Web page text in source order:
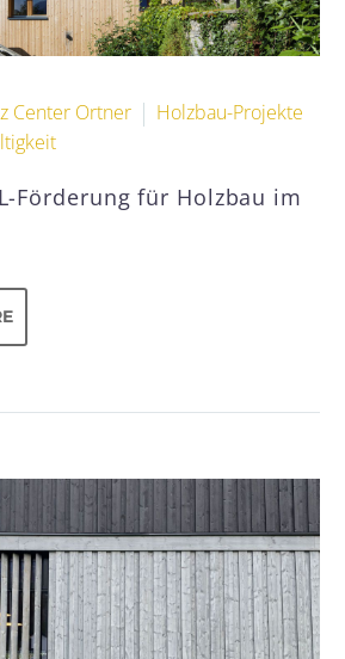
Center Ortner
Holzbau-Projekte
Förderung für Holzbau im